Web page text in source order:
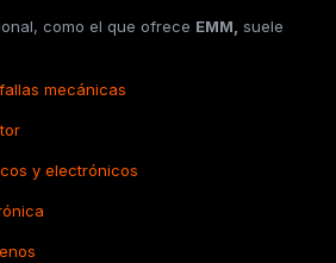
como el que ofrece EMM, suele
mecánicas
y electrónicos